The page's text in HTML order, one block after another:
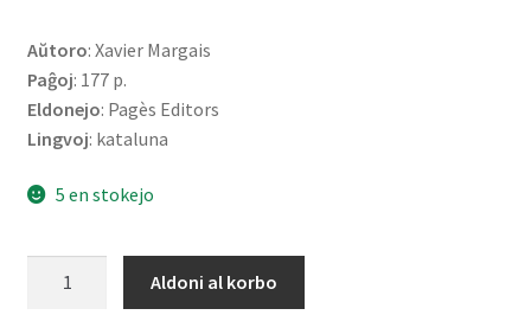
Aŭtoro: Xavier Margais
Paĝoj: 177 p.
Eldonejo: Pagès Editors
Lingvoj: kataluna
5 en stokejo
Aldoni al korbo